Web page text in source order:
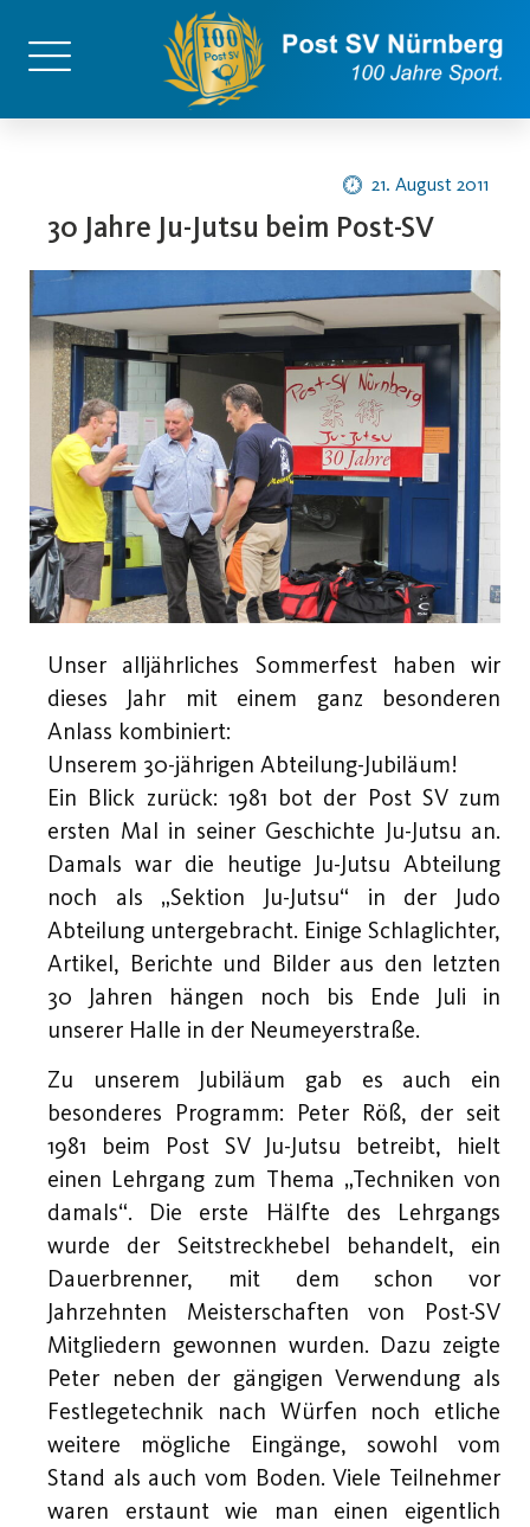
21. August 2011
30 Jahre Ju-Jutsu beim Post-SV
Unser alljährliches Sommerfest haben wir
dieses Jahr mit einem ganz besonderen
Anlass kombiniert:
Unserem 30-jährigen Abteilung-Jubiläum!
Ein Blick zurück: 1981 bot der Post SV zum
ersten Mal in seiner Geschichte Ju-Jutsu an.
Damals war die heutige Ju-Jutsu Abteilung
noch als „Sektion Ju-Jutsu“ in der Judo
Abteilung untergebracht. Einige Schlaglichter,
Artikel, Berichte und Bilder aus den letzten
30 Jahren hängen noch bis Ende Juli in
unserer Halle in der Neumeyerstraße.
Zu unserem Jubiläum gab es auch ein
besonderes Programm: Peter Röß, der seit
1981 beim Post SV Ju-Jutsu betreibt, hielt
einen Lehrgang zum Thema „Techniken von
damals“. Die erste Hälfte des Lehrgangs
wurde der Seitstreckhebel behandelt, ein
Dauerbrenner, mit dem schon vor
Jahrzehnten Meisterschaften von Post-SV
Mitgliedern gewonnen wurden. Dazu zeigte
Peter neben der gängigen Verwendung als
Festlegetechnik nach Würfen noch etliche
weitere mögliche Eingänge, sowohl vom
Stand als auch vom Boden. Viele Teilnehmer
waren erstaunt wie man einen eigentlich